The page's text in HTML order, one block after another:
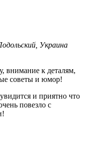
Украина
внимание к деталям,
советы и юмор!
и приятно что
повезло с